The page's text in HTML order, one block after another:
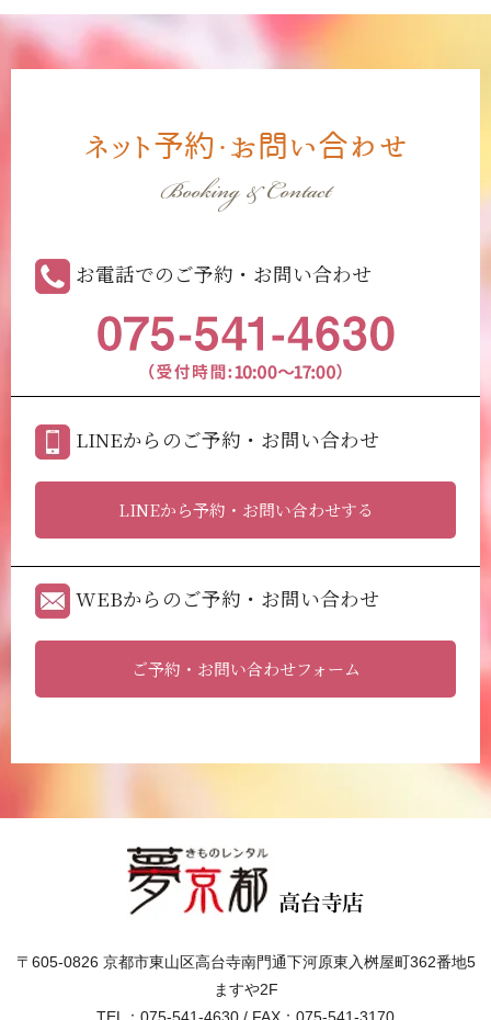
ネット予約・お問い合わせ
Booking & Contact
お電話でのご予約・お問い合わせ
LINEからのご予約・お問い合わせ
LINEから予約・お問い合わせする
WEBからのご予約・お問い合わせ
ご予約・お問い合わせフォーム
〒605-0826 京都市東山区高台寺南門通下河原東入桝屋町362番地5
ますや2F